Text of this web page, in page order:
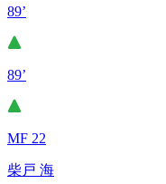
89’
89’
MF 22
柴戸 海